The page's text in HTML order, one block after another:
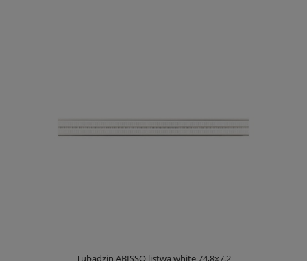
Tubądzin ABISSO listwa white 74,8x7,2